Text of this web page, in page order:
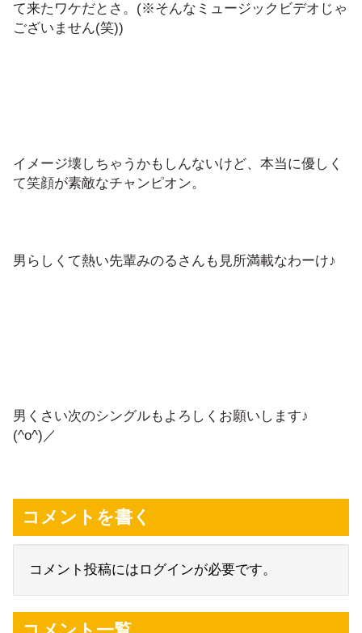
て来たワケだとさ。(※そんなミュージックビデオじゃ
ございません(笑))
イメージ壊しちゃうかもしんないけど、本当に優しく
て笑顔が素敵なチャンピオン。
男らしくて熱い先輩みのるさんも見所満載なわーけ♪
男くさい次のシングルもよろしくお願いします♪
(^o^)／
コメントを書く
コメント投稿にはログインが必要です。